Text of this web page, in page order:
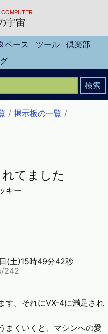
宇宙
ベース ツール
倶楽部
/掲示板の一覧 /
てました
キー
(土)15時49分42秒
242
す。それにVX-4に満足され
まくいくと、マシンへの愛